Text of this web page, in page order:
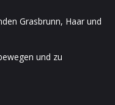
Grasbrunn, Haar und
und zu